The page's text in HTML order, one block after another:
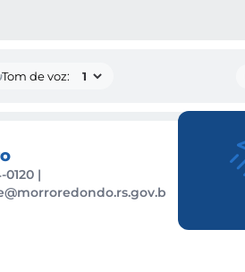
Tom de voz:
0120 |